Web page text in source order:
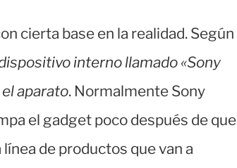
cierta base en la realidad. Según
interno llamado «Sony
aparato. Normalmente Sony
el gadget poco después de que
de productos que van a